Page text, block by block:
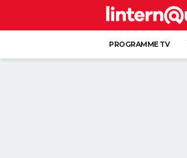
PROGRAMME TV